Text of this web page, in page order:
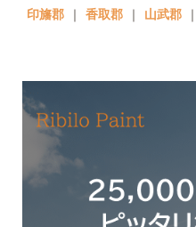
印旛郡 ｜ 香取郡 ｜ 山武郡 ｜